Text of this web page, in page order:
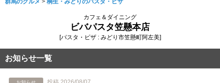
群馬のグルメ > 桐生・みどりのパスタ・ピザ
カフェ＆ダイニング
ビバパスタ笠懸本店
[パスタ・ピザ : みどり市笠懸町阿左美]
お知らせ一覧